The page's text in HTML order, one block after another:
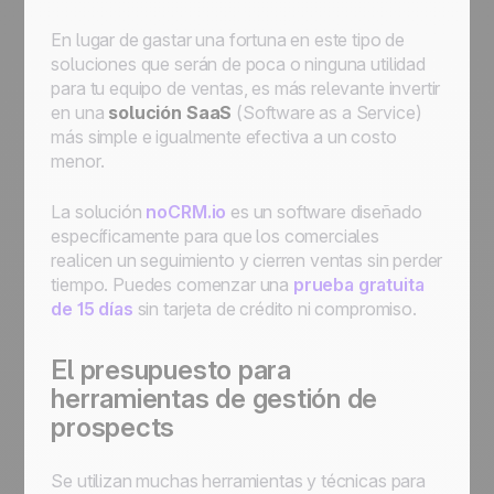
En lugar de gastar una fortuna en este tipo de
soluciones que serán de poca o ninguna utilidad
para tu equipo de ventas, es más relevante invertir
en una solución SaaS (Software as a Service)
más simple e igualmente efectiva a un costo
menor.
La solución noCRM.io es un software diseñado
específicamente para que los comerciales
realicen un seguimiento y cierren ventas sin perder
tiempo. Puedes comenzar una prueba gratuita
de 15 días sin tarjeta de crédito ni compromiso.
El presupuesto para
herramientas de gestión de
prospects
Se utilizan muchas herramientas y técnicas para